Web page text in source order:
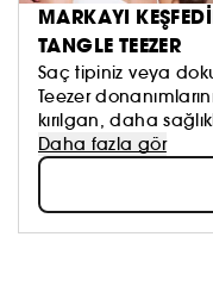
MARKAYI
TANGLE TEEZER
Saç tipiniz veya
Teezer
kırılgan, daha
özgüven sağlar.
Daha fazla gör